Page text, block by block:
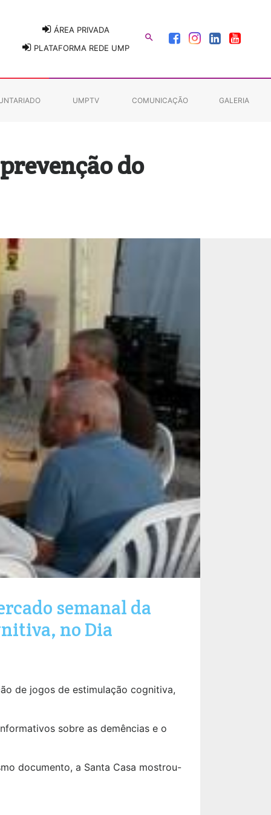
ÁREA PRIVADA
PLATAFORMA REDE UMP

UMPTV COMUNICAÇÃO GALERIA
do
semanal da
no Dia
de jogos de estimulação cognitiva,
sobre as demências e o
documento, a Santa Casa mostrou-